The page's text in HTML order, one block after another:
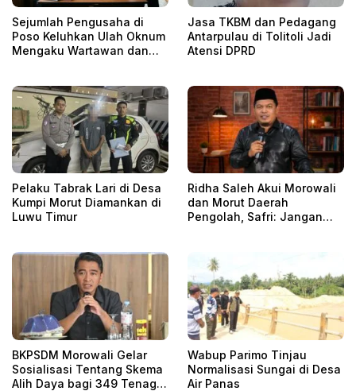
Sejumlah Pengusaha di
Poso Keluhkan Ulah Oknum
Mengaku Wartawan dan
Jasa TKBM dan Pedagang
Antarpulau di Tolitoli Jadi
Atensi DPRD
Pelaku Tabrak Lari di Desa
Kumpi Morut Diamankan di
Luwu Timur
Ridha Saleh Akui Morowali
dan Morut Daerah
Pengolah, Safri: Jangan
BKPSDM Morowali Gelar
Sosialisasi Tentang Skema
Alih Daya bagi 349 Tenaga
Wabup Parimo Tinjau
Normalisasi Sungai di Desa
Air Panas